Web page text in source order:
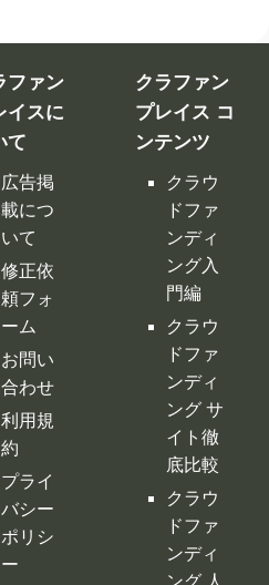
修正依
頼フォ
ーム
お問い
合わせ
利用規
約
プライ
バシー
ポリシ
ー
特定商
取引法
に基づ
く表示
運営会
社
ング入
門編
クラウ
ドファ
ンディ
ング サ
イト徹
底比較
クラウ
ドファ
ンディ
ング 人
気サイ
トラン
クラウ
ドファ
ンディ